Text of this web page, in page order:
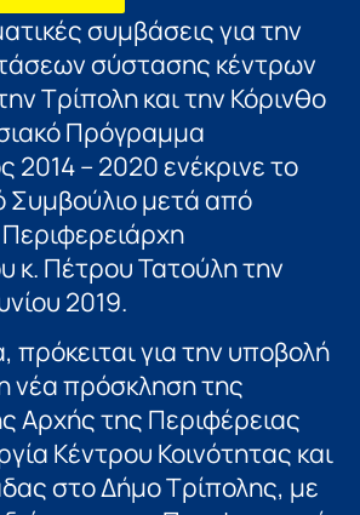
συμβάσεις για την
σύστασης κέντρων
Τρίπολη και την Κόρινθο
Πρόγραμμα
2014 – 2020 ενέκρινε το
Συμβούλιο μετά από
κ. Πέτρου Τατούλη την
2019.
πρόκειται για την υποβολή
νέα πρόσκληση της
Αρχής της Περιφέρειας
Κέντρου Κοινότητας και
στο Δήμο Τρίπολης, με